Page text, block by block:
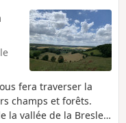
fera traverser la
champs et forêts.
la vallée de la Bresle,